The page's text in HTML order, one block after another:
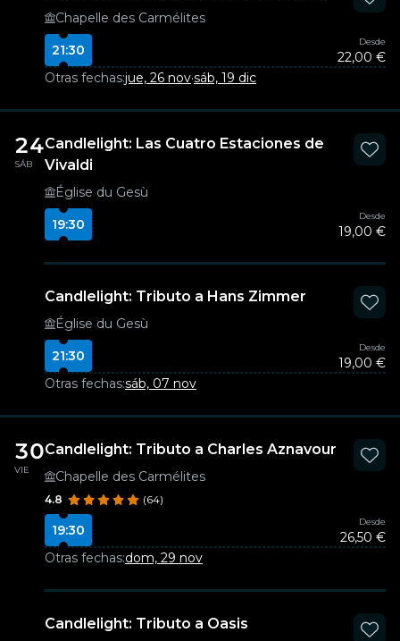
Chapelle des Carmélites
21:30
Desde
22,00 €
Otras fechas:jue, 26 nov·sáb, 19 dic
24
SÁB
Candlelight: Las Cuatro Estaciones de
Vivaldi
Église du Gesù
19:30
Desde
19,00 €
Candlelight: Tributo a Hans Zimmer
Église du Gesù
21:30
Desde
19,00 €
Otras fechas:sáb, 07 nov
30
VIE
Candlelight: Tributo a Charles Aznavour
Chapelle des Carmélites
4.8 (64)
19:30
Desde
26,50 €
Otras fechas:dom, 29 nov
Candlelight: Tributo a Oasis